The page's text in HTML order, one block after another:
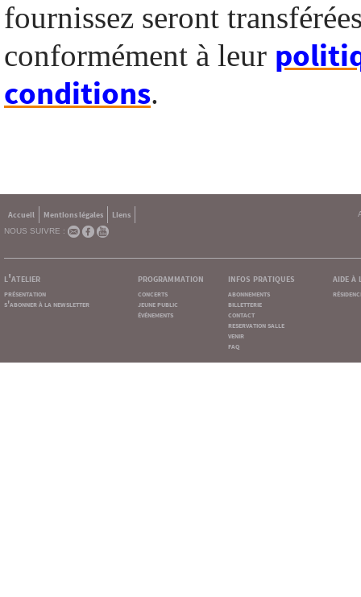
fournissez seront
conformément à leur
conditions.
Accueil Mentions légales
Liens
NOUS SUIVRE :
l'atelier
présentation
s'abonner à la newsletter
programmation
concerts
jeune public
événements
infos pratiques
abonnements
billetterie
contact
reservation salle
venir
faq
aide